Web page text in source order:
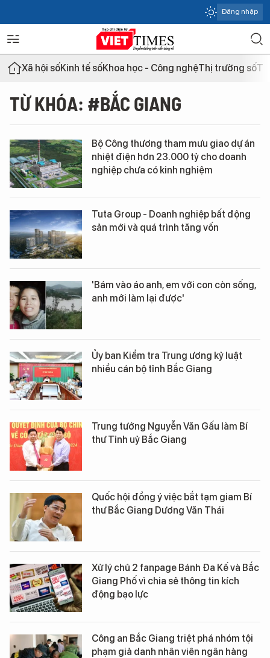
Đăng nhập
Xã hội sốKinh tế sốKhoa học - Công nghệThị trường số
TỪ KHÓA: #BẮC GIANG
Bộ Công thương tham mưu giao dự án
nhiệt điện hơn 23.000 tỷ cho doanh
nghiệp chưa có kinh nghiệm
Tuta Group - Doanh nghiệp bất động
sản mới và quá trình tăng vốn
'Bám vào áo anh, em với con còn sống,
anh mới làm lại được'
Ủy ban Kiểm tra Trung ương kỷ luật
nhiều cán bộ tỉnh Bắc Giang
Trung tướng Nguyễn Văn Gấu làm Bí
thư Tỉnh uỷ Bắc Giang
Quốc hội đồng ý việc bắt tạm giam Bí
thư Bắc Giang Dương Văn Thái
Xử lý chủ 2 fanpage Bánh Đa Kế và Bắc
Giang Phố vì chia sẻ thông tin kích
động bạo lực
Công an Bắc Giang triệt phá nhóm tội
phạm giả danh nhân viên ngân hàng